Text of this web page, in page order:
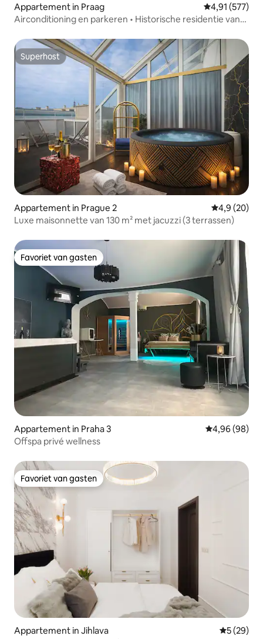
Appartement in Praag Gemiddelde
4,91 (577)
Airconditioning en parkeren • Historische residentie van
Superhost
Superhost
Appartement in Prague 2 Gemiddelde
4,9 (20)
Luxe maisonnette van 130 m² met jacuzzi (3 terrassen)
Favoriet van gasten
Favoriet van gasten
Appartement in Praha 3 Gemiddelde
4,96 (98)
Offspa privé wellness
Favoriet van gasten
Favoriet van gasten
Appartement in Jihlava
5 (29)